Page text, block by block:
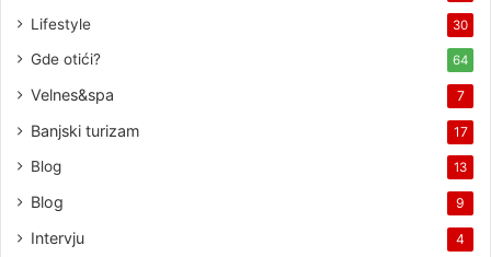
Lifestyle 30
Gde otići? 64
Velnes&spa 7
Banjski turizam 17
Blog 13
Blog 9
Intervju 4